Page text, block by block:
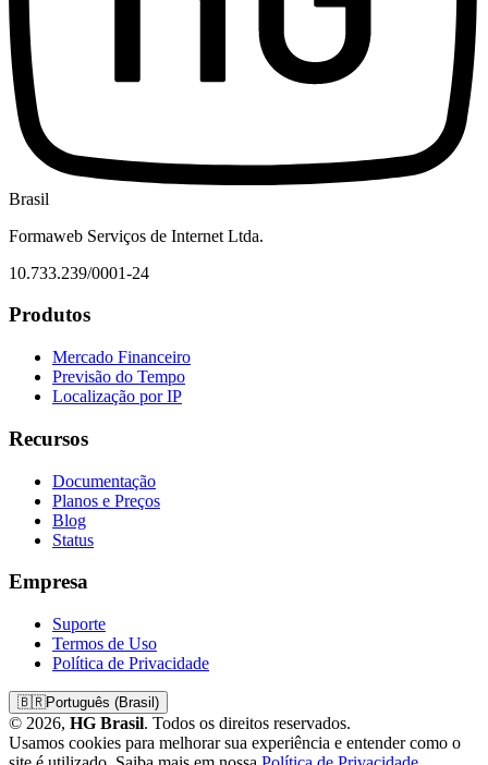
Brasil
Formaweb Serviços de Internet Ltda.
10.733.239/0001-24
Produtos
Mercado Financeiro
Previsão do Tempo
Localização por IP
Recursos
Documentação
Planos e Preços
Blog
Status
Empresa
Suporte
Termos de Uso
Política de Privacidade
🇧🇷Português (Brasil)
© 2026, HG Brasil. Todos os direitos reservados.
Usamos cookies para melhorar sua experiência e entender como o